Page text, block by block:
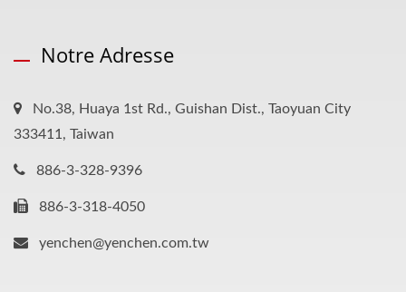
Notre Adresse
No.38, Huaya 1st Rd., Guishan Dist., Taoyuan City
333411, Taiwan
886-3-328-9396
886-3-318-4050
yenchen@yenchen.com.tw